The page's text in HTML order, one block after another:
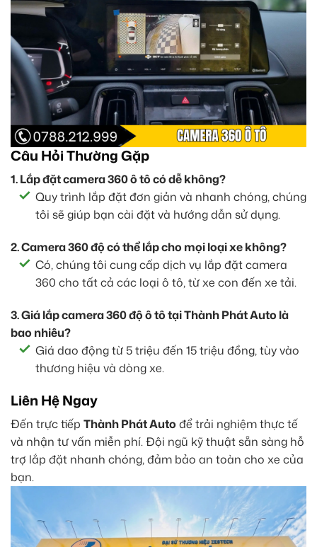
Câu Hỏi Thường Gặp
1. Lắp đặt camera 360 ô tô có dễ không?
Quy trình lắp đặt đơn giản và nhanh chóng, chúng
tôi sẽ giúp bạn cài đặt và hướng dẫn sử dụng.
2. Camera 360 độ có thể lắp cho mọi loại xe không?
Có, chúng tôi cung cấp dịch vụ lắp đặt camera
360 cho tất cả các loại ô tô, từ xe con đến xe tải.
3. Giá lắp camera 360 độ ô tô tại Thành Phát Auto là
bao nhiêu?
Giá dao động từ 5 triệu đến 15 triệu đồng, tùy vào
thương hiệu và dòng xe.
Liên Hệ Ngay
Đến trực tiếp Thành Phát Auto để trải nghiệm thực tế
và nhận tư vấn miễn phí. Đội ngũ kỹ thuật sẵn sàng hỗ
trợ lắp đặt nhanh chóng, đảm bảo an toàn cho xe của
bạn.